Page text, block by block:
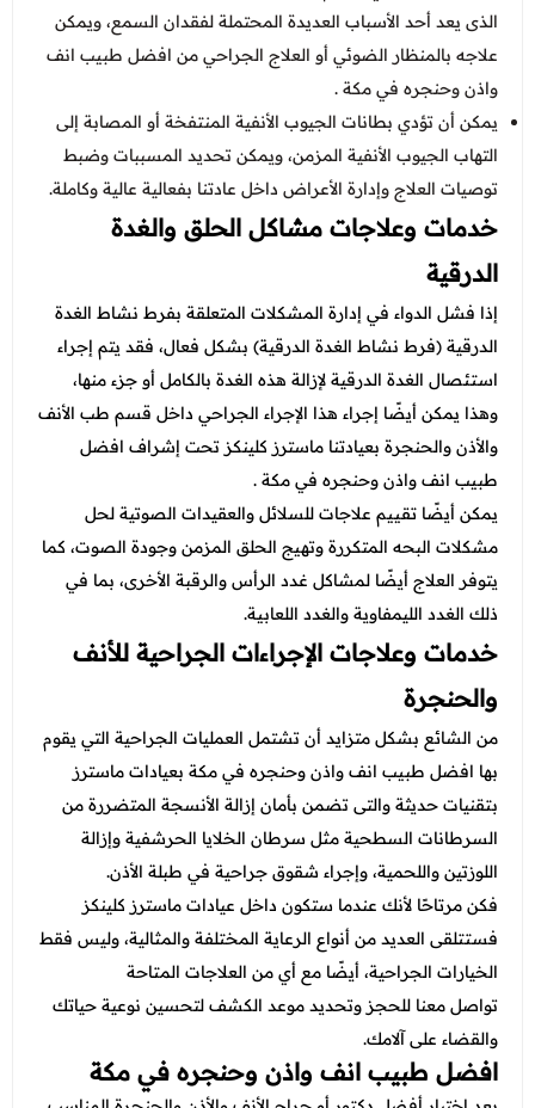
الذى يعد أحد الأسباب العديدة المحتملة لفقدان السمع، ويمكن
علاجه بالمنظار الضوئي أو العلاج الجراحي من افضل طبيب انف
واذن وحنجره في مكة .
يمكن أن تؤدي بطانات الجيوب الأنفية المنتفخة أو المصابة إلى
التهاب الجيوب الأنفية المزمن، ويمكن تحديد المسببات وضبط
توصيات العلاج وإدارة الأعراض داخل عادتنا بفعالية عالية وكاملة.
خدمات وعلاجات مشاكل الحلق والغدة
الدرقية
إذا فشل الدواء في إدارة المشكلات المتعلقة بفرط نشاط الغدة
الدرقية (فرط نشاط الغدة الدرقية) بشكل فعال، فقد يتم إجراء
استئصال الغدة الدرقية لإزالة هذه الغدة بالكامل أو جزء منها،
وهذا يمكن أيضًا إجراء هذا الإجراء الجراحي داخل قسم طب الأنف
والأذن والحنجرة بعيادتنا ماسترز كلينكز تحت إشراف افضل
طبيب انف واذن وحنجره في مكة .
يمكن أيضًا تقييم علاجات للسلائل والعقيدات الصوتية لحل
مشكلات البحه المتكررة وتهيج الحلق المزمن وجودة الصوت، كما
يتوفر العلاج أيضًا لمشاكل غدد الرأس والرقبة الأخرى، بما في
ذلك الغدد الليمفاوية والغدد اللعابية.
خدمات وعلاجات الإجراءات الجراحية للأنف
والحنجرة
من الشائع بشكل متزايد أن تشتمل العمليات الجراحية التي يقوم
بها افضل طبيب انف واذن وحنجره في مكة بعيادات ماسترز
بتقنيات حديثة والتى تضمن بأمان إزالة الأنسجة المتضررة من
السرطانات السطحية مثل سرطان الخلايا الحرشفية وإزالة
اللوزتين واللحمية، وإجراء شقوق جراحية في طبلة الأذن.
فكن مرتاحًا لأنك عندما ستكون داخل عيادات ماسترز كلينكز
فستتلقى العديد من أنواع الرعاية المختلفة والمثالية، وليس فقط
الخيارات الجراحية، أيضًا مع أي من العلاجات المتاحة
تواصل معنا للحجز وتحديد موعد الكشف لتحسين نوعية حياتك
والقضاء على آلامك.
افضل طبيب انف واذن وحنجره في مكة